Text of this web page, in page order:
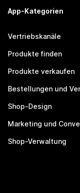
App-Kategorien
Vertriebskanäle
Produkte finden
Produkte verkaufen
Bestellungen und
Shop-Design
Marketing und
Shop-Verwaltung